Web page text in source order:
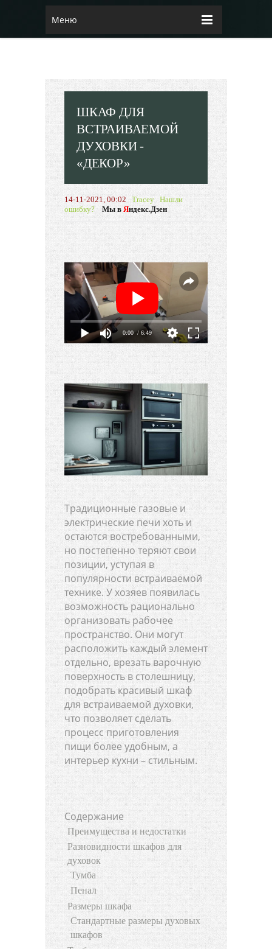
Меню
ШКАФ ДЛЯ
ВСТРАИВАЕМОЙ
ДУХОВКИ -
«ДЕКОР»
14-11-2021, 00:02 Tracey Нашли
ошибку?
Мы в Яндекс.Дзен
0:00 / 6:49
Традиционные газовые и
электрические печи хоть и
остаются востребованными,
но постепенно теряют свои
позиции, уступая в
популярности встраиваемой
технике. У хозяев появилась
возможность рационально
организовать рабочее
пространство. Они могут
расположить каждый элемент
отдельно, врезать варочную
поверхность в столешницу,
подобрать красивый шкаф
для встраиваемой духовки,
что позволяет сделать
процесс приготовления
пищи более удобным, а
интерьер кухни – стильным.
Содержание
Преимущества и недостатки
Разновидности шкафов для
духовок
Тумба
Пенал
Размеры шкафа
Стандартные размеры духовых
шкафов